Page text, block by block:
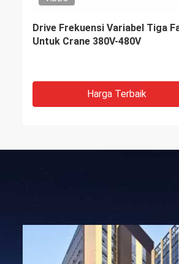
HV510 Variable Frequency Drive
Vektor Inverter VFD Vektor
Harga Terbaik